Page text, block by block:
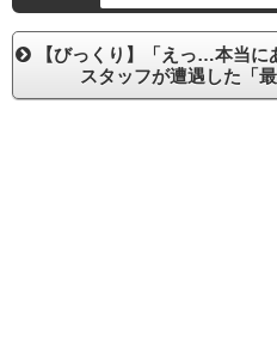
【びっくり】「えっ…本当
スタッフが遭遇した「